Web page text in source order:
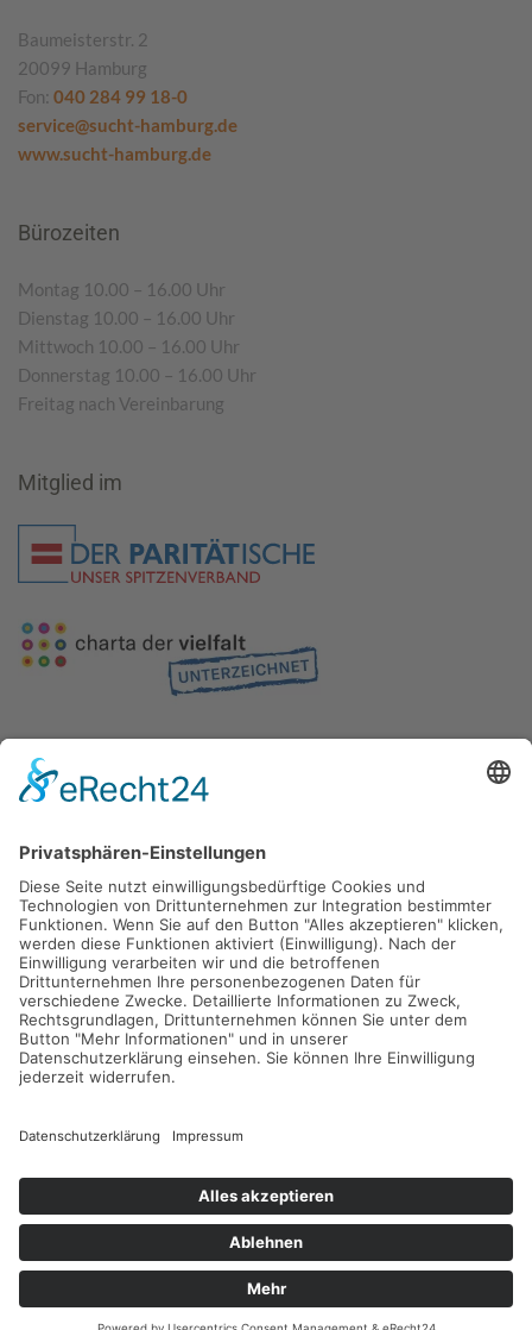
Baumeisterstr. 2
20099 Hamburg
Fon: 040 284 99 18-0
service@sucht-hamburg.de
www.sucht-hamburg.de
Bürozeiten
Montag 10.00 – 16.00 Uhr
Dienstag 10.00 – 16.00 Uhr
Mittwoch 10.00 – 16.00 Uhr
Donnerstag 10.00 – 16.00 Uhr
Freitag nach Vereinbarung
Mitglied im
Gefördert durch die
Freie und Hansestadt Hamburg
SUCHT.HAMBURG gGmbH
Datenschutz Impressum Sitemap